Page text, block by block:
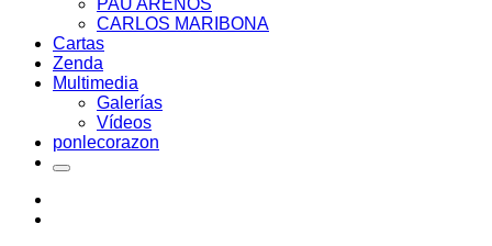
PAU ARENÓS
CARLOS MARIBONA
Cartas
Zenda
Multimedia
Galerías
Vídeos
ponlecorazon